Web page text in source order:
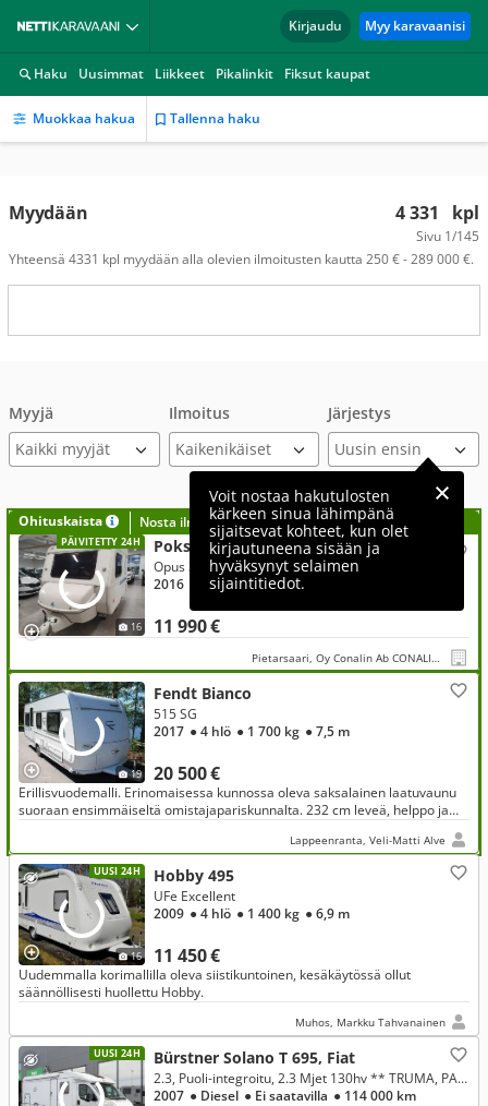
Kirjaudu Myy karavaanisi
Haku Uusimmat Liikkeet Pikalinkit Fiksut kaupat
Muokkaa hakua Tallenna haku
4 331 kpl
Sivu 1/145
Myydään
Yhteensä 4331 kpl myydään alla olevien ilmoitusten kautta 250 € - 289 000 €.
Myyjä
Kaikki myyjät
Ilmoitus Järjestys
Voit nostaa hakutulosten
kärkeen sinua lähimpänä
sijaitsevat kohteet, kun olet
kirjautuneena sisään ja
hyväksynyt selaimen
sijaintitiedot.
Ohituskaista Nosta ilmoituksesi tähän?
PÄIVITETTY 24H
16
Poksi N 126 NTL
11 990 €
2016
● 850 kg ● 4,4 m
Pietarsaari, Oy Conalin Ab CONALIN CARS
19
Fendt Bianco
20 500 €
515 SG
2017 ● 4 hlö ● 1 700 kg ● 7,5 m
Erillisvuodemalli. Erinomaisessa kunnossa oleva saksalainen laatuvaunu
suoraan ensimmäiseltä omistajapariskunnalta. 232 cm leveä, helppo ja
Lappeenranta, Veli-Matti Alve
UUSI 24H
16
Hobby 495
11 450 €
UFe Excellent
2009 ● 4 hlö ● 1 400 kg ● 6,9 m
Uudemmalla korimallilla oleva siistikuntoinen, kesäkäytössä ollut
säännöllisesti huollettu Hobby.
Muhos, Markku Tahvanainen
UUSI 24H Bürstner Solano T 695, Fiat
2.3, Puoli-integroitu, 2.3 Mjet 130hv ** TRUMA, PARIVUODE, MARKIISI **
2007 ● Diesel ● Ei saatavilla ● 114 000 km